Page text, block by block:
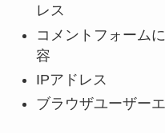
レス
コメントフォーム
容
IPアドレス
ブラウザユーザー